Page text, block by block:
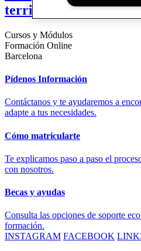
territorio
Cursos y Módulos
Formación Online
Barcelona
Pídenos Información
Contáctanos y te ayudaremos a
adapte a tus necesidades.
Cómo matricularte
Te explicamos paso a paso el
con nosotros.
Becas y ayudas
Consulta las opciones de soporte
formación.
INSTAGRAM FACEBOOK